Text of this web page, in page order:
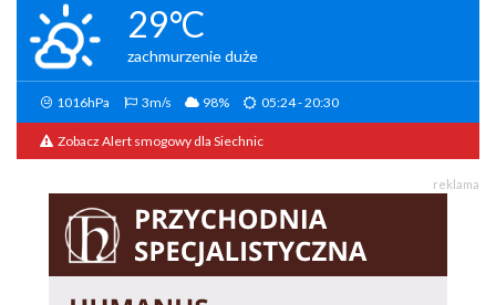
29°C
zachmurzenie duże
1016hPa 3m/s 98% 05:24 - 20:30
Zobacz Alert smogowy dla Siechnic
reklama